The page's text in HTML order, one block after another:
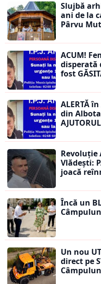
Slujbă
ani de la
Pârvu
ACUM!
disperată
fost
ALERTĂ
din
Revoluție
Vlădești:
joacă
Încă un
Un nou
direct pe